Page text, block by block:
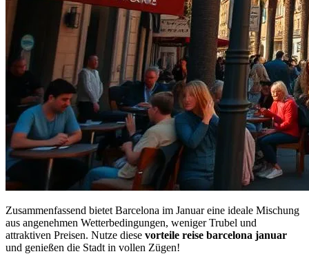
Zusammenfassend bietet Barcelona im Januar eine ideale Mischung
aus angenehmen Wetterbedingungen, weniger Trubel und
attraktiven Preisen. Nutze diese vorteile reise barcelona januar
und genießen die Stadt in vollen Zügen!